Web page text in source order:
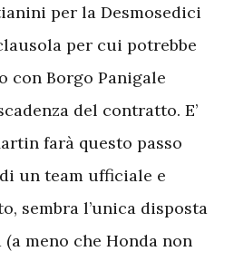
per la Desmosedici
per cui potrebbe
con Borgo Panigale
del contratto. E’
farà questo passo
un team ufficiale e
sembra l’unica disposta
meno che Honda non